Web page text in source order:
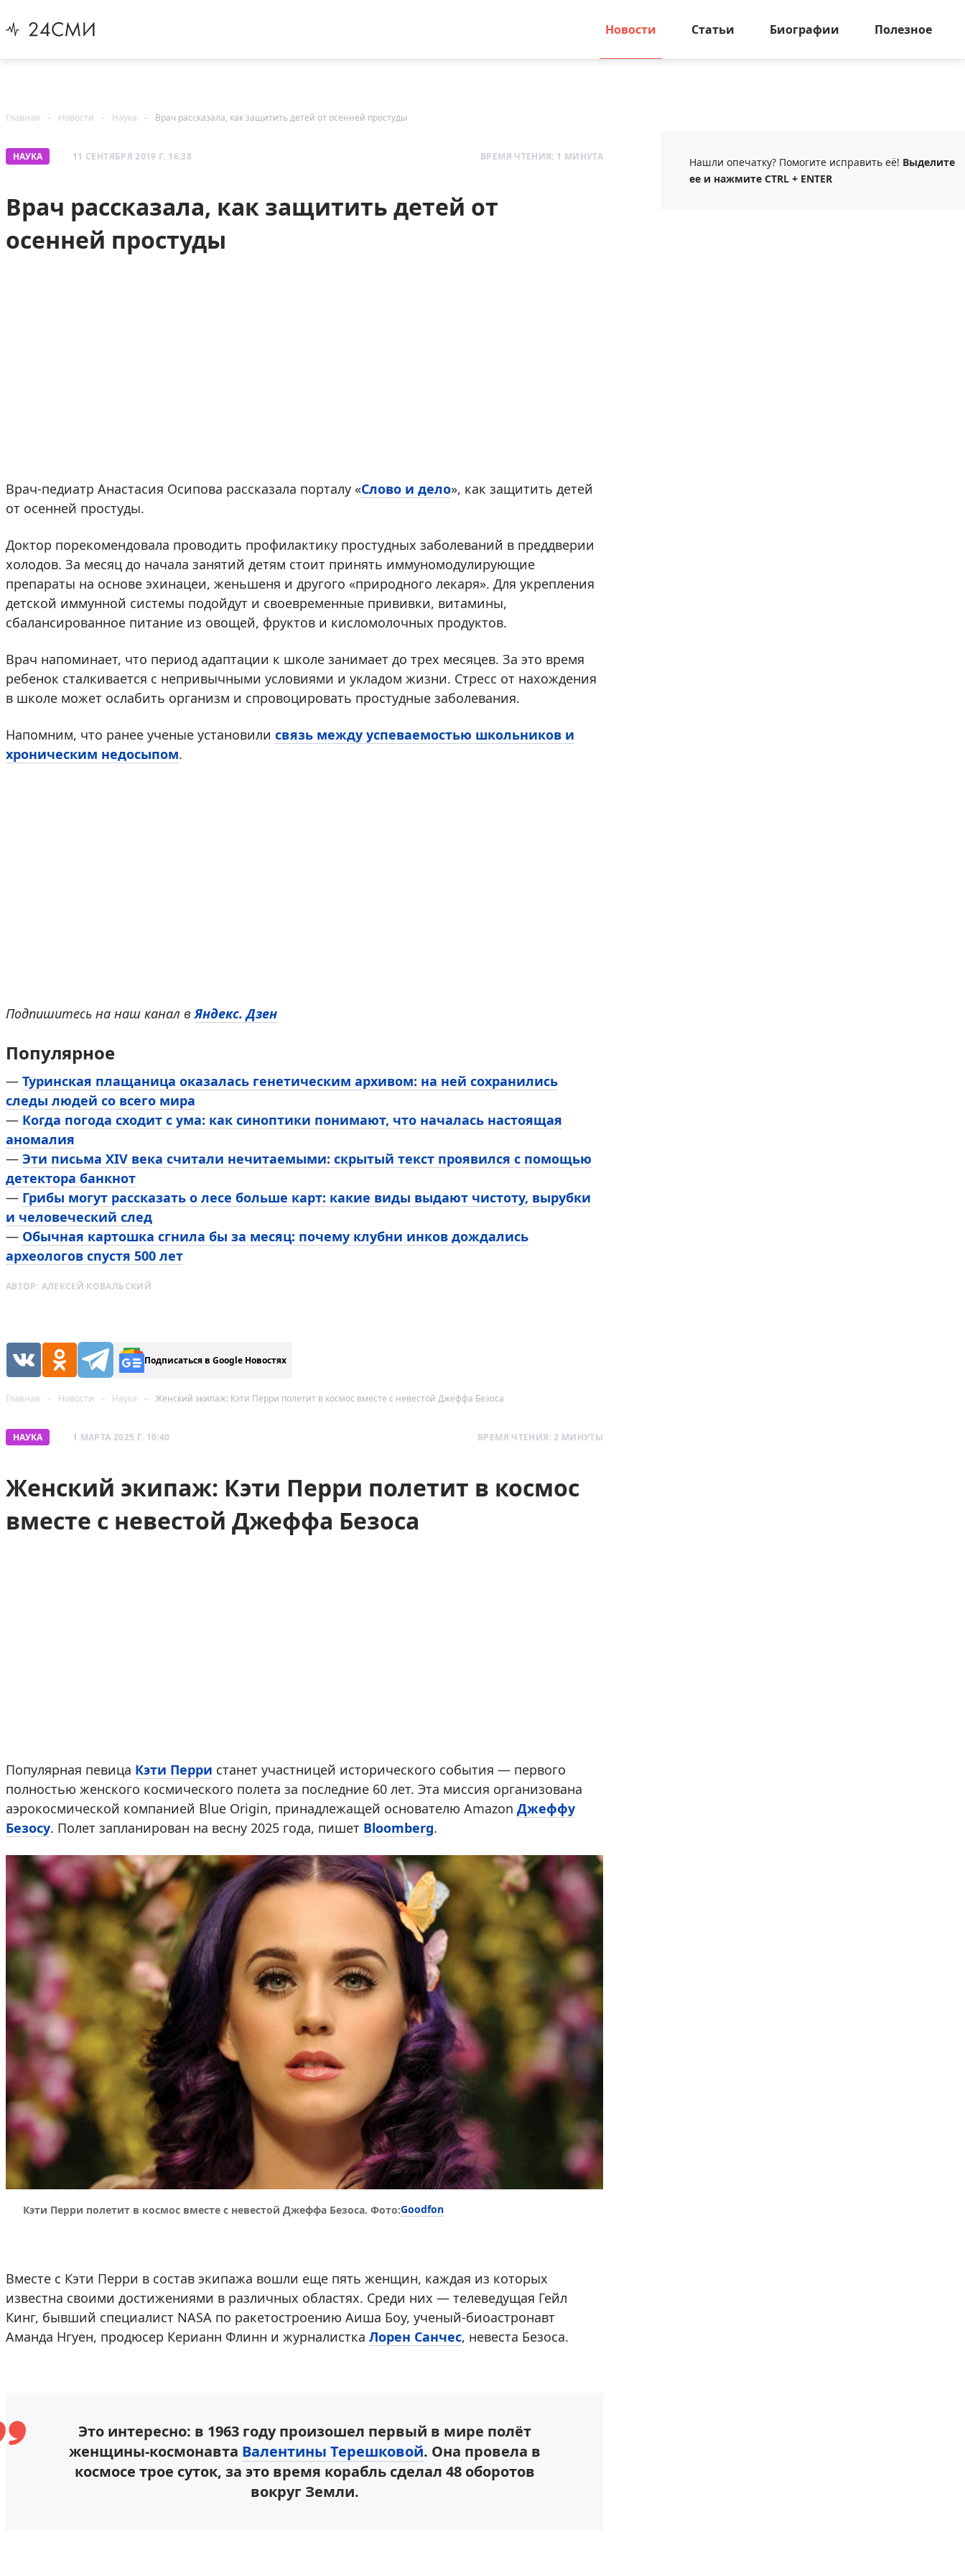
Новости Статьи Биографии Полезное
Главная Новости Наука Врач рассказала, как защитить детей от осенней простуды
НАУКА 11 СЕНТЯБРЯ 2019 Г. 16:38 ВРЕМЯ ЧТЕНИЯ: 1 МИНУТА
Врач рассказала, как защитить детей от
осенней простуды
Врач-педиатр Анастасия Осипова рассказала порталу «Слово и дело», как защитить детей
от осенней простуды.
Доктор порекомендовала проводить профилактику простудных заболеваний в преддверии
холодов. За месяц до начала занятий детям стоит принять иммуномодулирующие
препараты на основе эхинацеи, женьшеня и другого «природного лекаря». Для укрепления
детской иммунной системы подойдут и своевременные прививки, витамины,
сбалансированное питание из овощей, фруктов и кисломолочных продуктов.
Врач напоминает, что период адаптации к школе занимает до трех месяцев. За это время
ребенок сталкивается с непривычными условиями и укладом жизни. Стресс от нахождения
в школе может ослабить организм и спровоцировать простудные заболевания.
Напомним, что ранее ученые установили связь между успеваемостью школьников и
хроническим недосыпом.
Подпишитесь на наш канал вЯндекс. Дзен
Популярное
— Туринская плащаница оказалась генетическим архивом: на ней сохранились
следы людей со всего мира
— Когда погода сходит с ума: как синоптики понимают, что началась настоящая
аномалия
— Эти письма XIV века считали нечитаемыми: скрытый текст проявился с помощью
детектора банкнот
— Грибы могут рассказать о лесе больше карт: какие виды выдают чистоту, вырубки
и человеческий след
— Обычная картошка сгнила бы за месяц: почему клубни инков дождались
археологов спустя 500 лет
АВТОР: АЛЕКСЕЙ КОВАЛЬСКИЙ
Подписаться в Google Новостях
Главная Новости Наука Женский экипаж: Кэти Перри полетит в космос вместе с невестой Джеффа Безоса
НАУКА 1 МАРТА 2025 Г. 10:40 ВРЕМЯ ЧТЕНИЯ: 2 МИНУТЫ
Женский экипаж: Кэти Перри полетит в космос
вместе с невестой Джеффа Безоса
Популярная певица Кэти Перри станет участницей исторического события — первого
полностью женского космического полета за последние 60 лет. Эта миссия организована
аэрокосмической компанией Blue Origin, принадлежащей основателю Amazon Джеффу
Безосу. Полет запланирован на весну 2025 года, пишет Bloomberg.
Кэти Перри полетит в космос вместе с невестой Джеффа Безоса. Фото:Goodfon
Вместе с Кэти Перри в состав экипажа вошли еще пять женщин, каждая из которых
известна своими достижениями в различных областях. Среди них — телеведущая Гейл
Кинг, бывший специалист NASA по ракетостроению Аиша Боу, ученый-биоастронавт
Аманда Нгуен, продюсер Керианн Флинн и журналистка Лорен Санчес, невеста Безоса.
Это интересно: в 1963 году произошел первый в мире полёт
женщины-космонавта Валентины Терешковой. Она провела в
космосе трое суток, за это время корабль сделал 48 оборотов
вокруг Земли.
Нашли опечатку? Помогите исправить её! Выделите
ее и нажмите CTRL + ENTER